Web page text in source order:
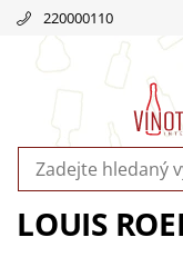
220000110
LOUIS